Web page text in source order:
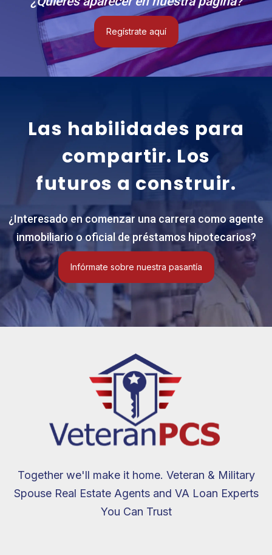
Regístrate aquí
Las habilidades para
compartir. Los
futuros a construir.
¿Interesado en comenzar una carrera como agente
inmobiliario o oficial de préstamos hipotecarios?
Infórmate sobre nuestra pasantía
Together we'll make it home. Veteran & Military
Spouse Real Estate Agents and VA Loan Experts
You Can Trust